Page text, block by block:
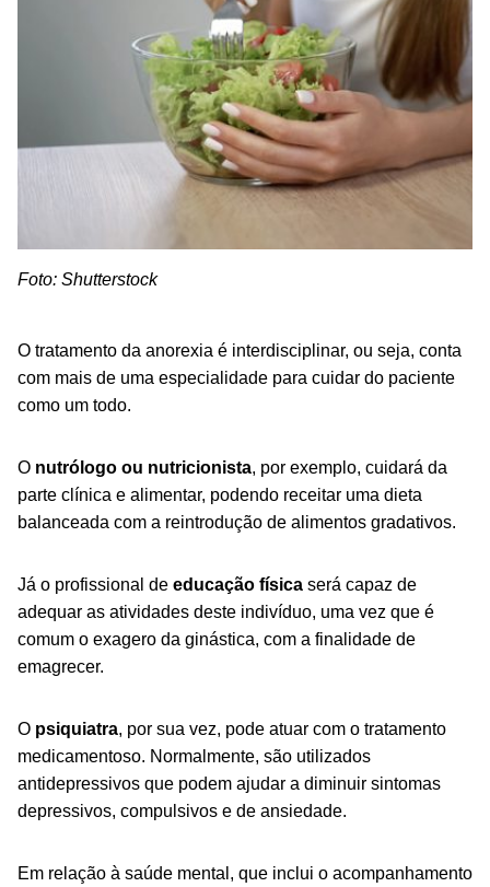
Foto: Shutterstock
O tratamento da anorexia é interdisciplinar, ou seja, conta
com mais de uma especialidade para cuidar do paciente
como um todo.
O nutrólogo ou nutricionista, por exemplo, cuidará da
parte clínica e alimentar, podendo receitar uma dieta
balanceada com a reintrodução de alimentos gradativos.
Já o profissional de educação física será capaz de
adequar as atividades deste indivíduo, uma vez que é
comum o exagero da ginástica, com a finalidade de
emagrecer.
O psiquiatra, por sua vez, pode atuar com o tratamento
medicamentoso. Normalmente, são utilizados
antidepressivos que podem ajudar a diminuir sintomas
depressivos, compulsivos e de ansiedade.
Em relação à saúde mental, que inclui o acompanhamento